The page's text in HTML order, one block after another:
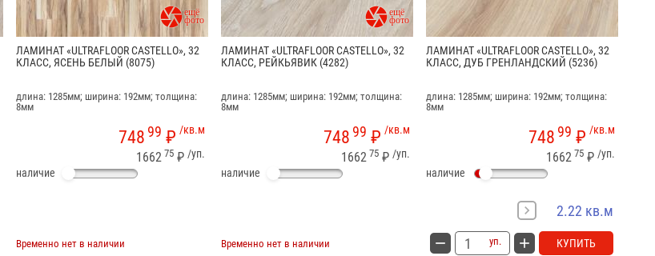

ЛАМИНАТ «ULTRAFLOOR CASTELLO», 32
КЛАСС, ЯСЕНЬ БЕЛЫЙ (8075)
длина: 1285мм; ширина: 192мм; толщина:
8мм
/кв.м
748 99 ₽
/уп.
1662 75 ₽
наличие
Временно нет в наличии

ЛАМИНАТ «ULTRAFLOOR CASTELLO», 32
КЛАСС, РЕЙКЬЯВИК (4282)
длина: 1285мм; ширина: 192мм; толщина:
8мм
/кв.м
748 99 ₽
/уп.
1662 75 ₽
наличие
Временно нет в наличии
ЛАМИНАТ «ULTRAFLOOR CASTELLO», 32
КЛАСС, ДУБ ГРЕНЛАНДСКИЙ (5236)
длина: 1285мм; ширина: 192мм; толщина:
8мм
/кв.м
748 99 ₽
/уп.
1662 75 ₽
наличие
2.22 кв.м
уп. КУПИТЬ